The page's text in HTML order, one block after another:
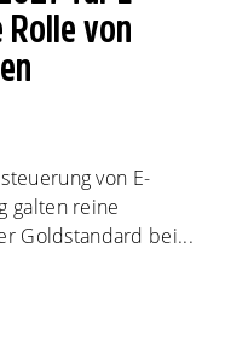
Rolle von
von E-
galten reine
Goldstandard bei...